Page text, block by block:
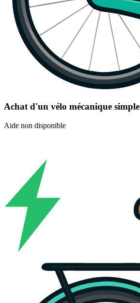
Achat d'un vélo mécanique simple
Aide non disponible